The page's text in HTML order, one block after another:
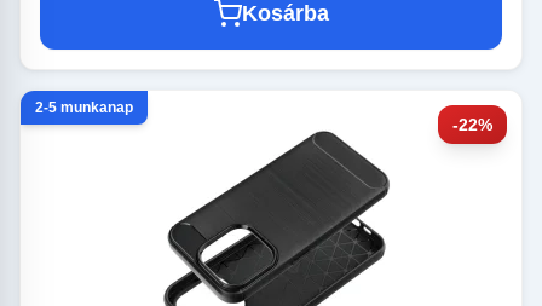
Kosárba
-22%
2-5 munkanap